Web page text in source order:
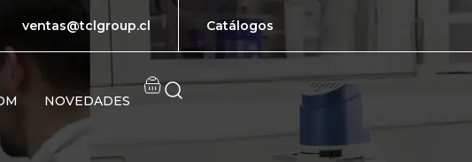
ventas@tclgroup.cl Catálogos
NOVEDADES